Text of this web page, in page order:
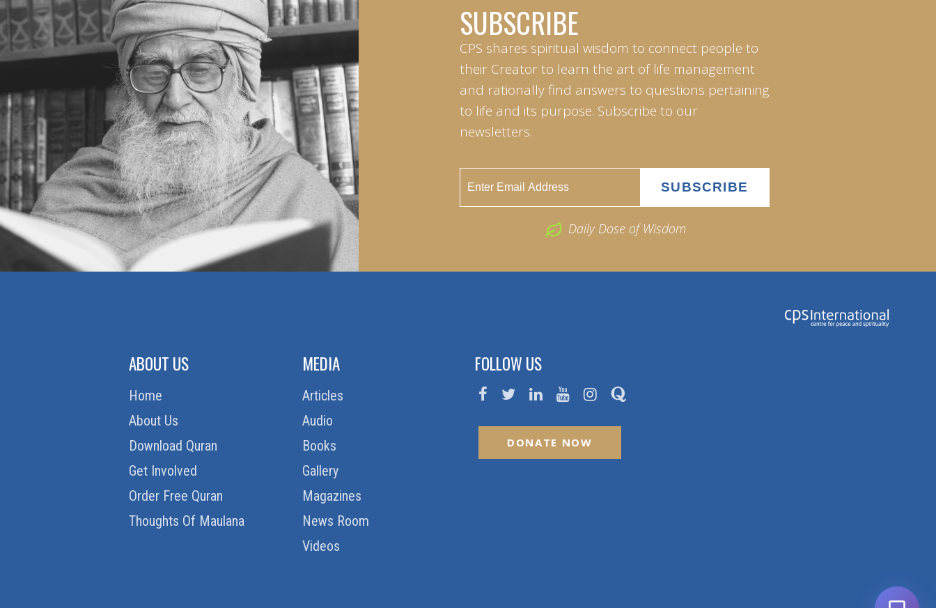
غصہ پی جانا
مشورہ مفید ہے
دعوت یعنی انسانی خیر خواہی
سی پی ایس کا مقصد
اعتکاف
آتش فشاں کا سبق
ٹوئٹر کا سی ای او
خبرنامہ اسلامی مرکز- 275
SUBSCRIBE
CPS shares spiritual wisdom to connect people to
their Creator to learn the art of life management
and rationally find answers to questions pertaining
to life and its purpose. Subscribe to our
newsletters.
Daily Dose of Wisdom
ABOUT US
Home
About Us
Download Quran
Get Involved
Order Free Quran
Thoughts Of Maulana
MEDIA
Articles
Audio
Books
Gallery
Magazines
News Room
Videos
FOLLOW US
DONATE NOW